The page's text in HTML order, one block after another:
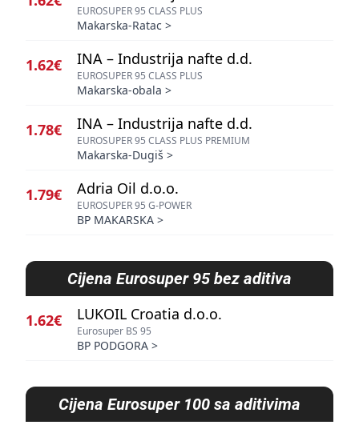
EUROSUPER 95 CLASS PLUS
Makarska-Ratac >
1.62€ INA – Industrija nafte d.d.
EUROSUPER 95 CLASS PLUS
Makarska-obala >
1.78€ INA – Industrija nafte d.d.
EUROSUPER 95 CLASS PLUS PREMIUM
Makarska-Dugiš >
1.79€ Adria Oil d.o.o.
EUROSUPER 95 G-POWER
BP MAKARSKA >
Cijena Eurosuper 95 bez aditiva
1.62€ LUKOIL Croatia d.o.o.
Eurosuper BS 95
BP PODGORA >
Cijena Eurosuper 100 sa aditivima